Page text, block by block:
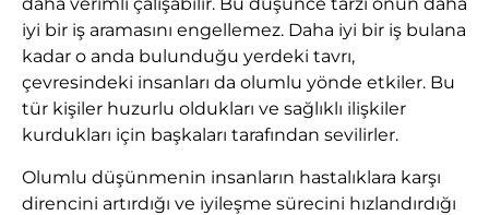
daha verimli çalışabilir. Bu düşünce tarzı onun daha
iyi bir iş aramasını engellemez. Daha iyi bir iş bulana
kadar o anda bulunduğu yerdeki tavrı,
çevresindeki insanları da olumlu yönde etkiler. Bu
tür kişiler huzurlu oldukları ve sağlıklı ilişkiler
kurdukları için başkaları tarafından sevilirler.
Olumlu düşünmenin insanların hastalıklara karşı
direncini artırdığı ve iyileşme sürecini hızlandırdığı